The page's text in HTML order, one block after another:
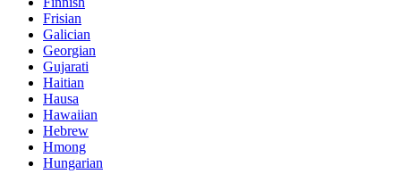
Frisian
Galician
Georgian
Gujarati
Haitian
Hausa
Hawaiian
Hebrew
Hmong
Hungarian